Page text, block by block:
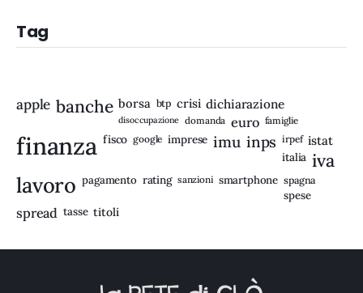
Tag
apple banche borsa btp crisi dichiarazione
disoccupazione domanda euro famiglie
finanza fisco google imprese imu inps irpef istat
italia iva
lavoro pagamento rating sanzioni smartphone spagna
spese
spread tasse titoli